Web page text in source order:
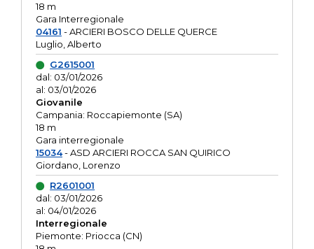
18 m
Gara Interregionale
04161 - ARCIERI BOSCO DELLE QUERCE
Luglio, Alberto
G2615001
dal: 03/01/2026
al: 03/01/2026
Giovanile
Campania: Roccapiemonte (SA)
18 m
Gara interregionale
15034- ASD ARCIERI ROCCA SAN QUIRICO
Giordano, Lorenzo
R2601001
dal: 03/01/2026
al: 04/01/2026
Interregionale
Piemonte: Priocca (CN)